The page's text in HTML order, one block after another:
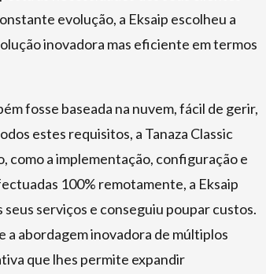
evolução, a Eksaip escolheu a
inovadora mas eficiente em termos
fosse baseada na nuvem, fácil de gerir,
estes requisitos, a Tanaza Classic
como a implementação, configuração e
100% remotamente, a Eksaip
serviços e conseguiu poupar custos.
abordagem inovadora de múltiplos
que lhes permite expandir